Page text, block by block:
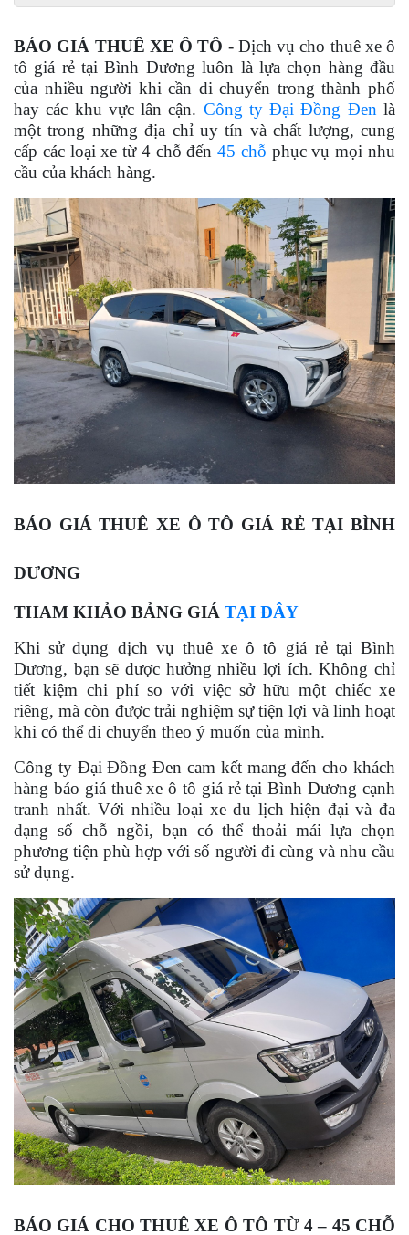
BÁO GIÁ THUÊ XE Ô TÔ - Dịch vụ cho thuê xe ô
tô giá rẻ tại Bình Dương luôn là lựa chọn hàng đầu
của nhiều người khi cần di chuyển trong thành phố
hay các khu vực lân cận. Công ty Đại Đồng Đen là
một trong những địa chỉ uy tín và chất lượng, cung
cấp các loại xe từ 4 chỗ đến45 chỗ phục vụ mọi nhu
cầu của khách hàng.
BÁO GIÁ THUÊ XE Ô TÔ GIÁ RẺ TẠI BÌNH
DƯƠNG
THAM KHẢO BẢNG GIÁ TẠI ĐÂY
Khi sử dụng dịch vụ thuê xe ô tô giá rẻ tại Bình
Dương, bạn sẽ được hưởng nhiều lợi ích. Không chỉ
tiết kiệm chi phí so với việc sở hữu một chiếc xe
riêng, mà còn được trải nghiệm sự tiện lợi và linh hoạt
khi có thể di chuyển theo ý muốn của mình.
Công ty Đại Đồng Đen cam kết mang đến cho khách
hàng báo giá thuê xe ô tô giá rẻ tại Bình Dương cạnh
tranh nhất. Với nhiều loại xe du lịch hiện đại và đa
dạng số chỗ ngồi, bạn có thể thoải mái lựa chọn
phương tiện phù hợp với số người đi cùng và nhu cầu
sử dụng.
BÁO GIÁ CHO THUÊ XE Ô TÔ TỪ 4 – 45 CHỖ